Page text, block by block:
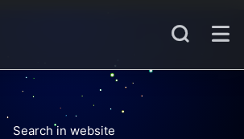
Search in website